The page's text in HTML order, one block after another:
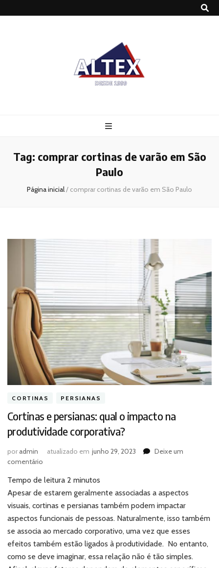
Tag: comprar cortinas de varão em São
Paulo
Página inicial/ comprar cortinas de varão em São Paulo
CORTINAS PERSIANAS
Cortinas e persianas: qual o impacto na
produtividade corporativa?
poradmin atualizado em junho 29, 2023
Deixe um
comentário
e
persianas:
qual
impacto
na
produtividade
corporativa?
Tempo de leitura 2 minutos
Apesar de estarem geralmente associadas a aspectos
visuais, cortinas e persianas também podem impactar
aspectos funcionais de pessoas. Naturalmente, isso também
se associa ao mercado corporativo, uma vez que esses
efeitos também estão ligados à produtividade. No entanto,
como se deve imaginar, essa relação não é tão simples.